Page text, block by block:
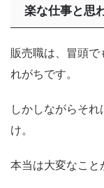
楽な仕事と思
販売職は、冒頭
れがちです。
しかしながらそ
け。
本当は大変なこと